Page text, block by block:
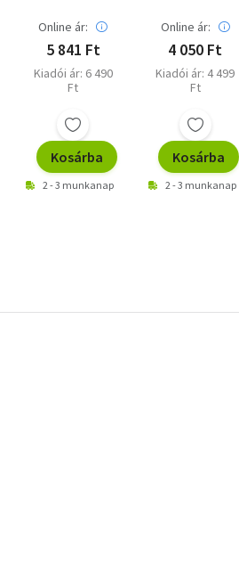
Online ár:
5 841 Ft
Kiadói ár: 6 490
Ft
Kosárba
2 - 3 munkanap
Online ár:
4 050 Ft
Kiadói ár: 4 499
Ft
Kosárba
2 - 3 munkanap